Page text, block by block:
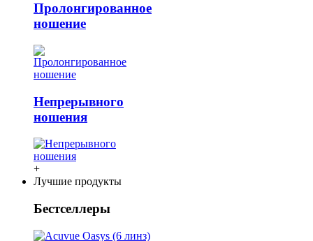
Пролонгированное
ношение
Непрерывного
ношения
+
Лучшие продукты
Бестселлеры